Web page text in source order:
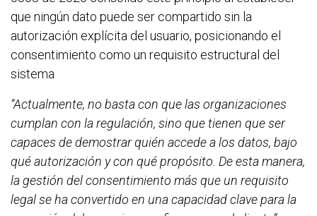
que ningún dato puede ser compartido sin la
autorización explícita del usuario, posicionando el
consentimiento como un requisito estructural del
sistema
“Actualmente, no basta con que las organizaciones
cumplan con la regulación, sino que tienen que ser
capaces de demostrar quién accede a los datos, bajo
qué autorización y con qué propósito. De esta manera,
la gestión del consentimiento más que un requisito
legal se ha convertido en una capacidad clave para la